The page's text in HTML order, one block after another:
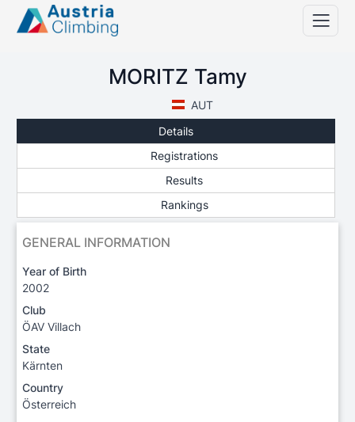
MORITZ Tamy
AUT
Details
Registrations
Results
Rankings
GENERAL INFORMATION
Year of Birth
2002
Club
ÖAV Villach
State
Kärnten
Country
Österreich